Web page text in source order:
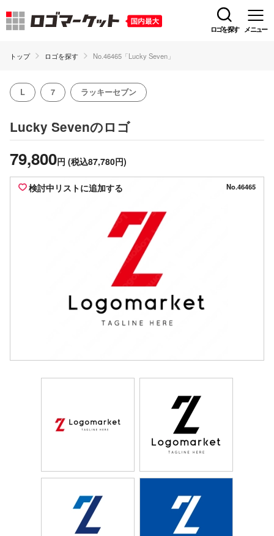
ロゴを探す メニュー
トップ ロゴを探す No.46465「Lucky Seven」
L 7 ラッキーセブン
Lucky Sevenのロゴ
79,800円 (税込87,780円)
検討中リストに追加する No.46465